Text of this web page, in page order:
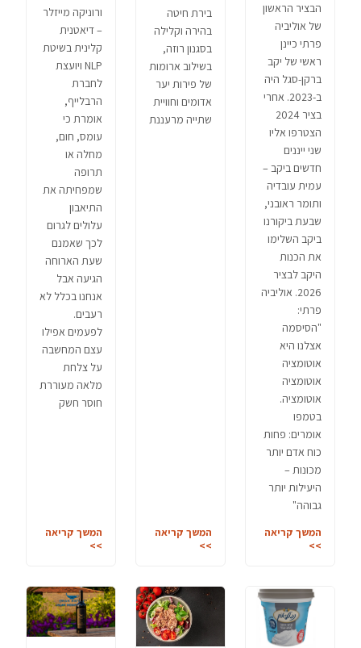
הבציר הראשון
של אוליביה
פרתי כיינן
ראשי של יקב
ברקן-סגל היה
ב-2023. אחרי
בציר 2024
הצטרפו אליו
שני ייננים
חדשים ביקב –
עמית עובדיה
ותומר ראובני,
שבעת ביקורנו
ביקב השלימו
את הכנות
היקב לבציר
2026. אוליביה
פרתי:
"הסיסמה
אצלנו היא
אוטומציה
אוטומציה
אוטומציה.
בטמפו
אומרים: פחות
כוח אדם יותר
מכונות –
היעילות יותר
גבוהה"
המשך קריאה
>>
בירת חיטה
בהירה וקלילה
בסגנון רוזה,
בשילוב ארומות
של פירות יער
אדומים וחוויית
שתייה מרעננת
המשך קריאה
>>
ורוניקה מייזלר
– דיאטנית
קלינית בשיטת
NLP ויועצת
לחברת
הרבלייף,
אומרת כי
עומס, חום,
מחלה או
תרופה
שמפחיתה את
התיאבון
עלולים לגרום
לכך שאמנם
שעת הארוחה
הגיעה אבל
אנחנו בכלל לא
רעבים.
לפעמים אפילו
עצם המחשבה
על צלחת
מלאה מעוררת
חוסר חשק
המשך קריאה
>>